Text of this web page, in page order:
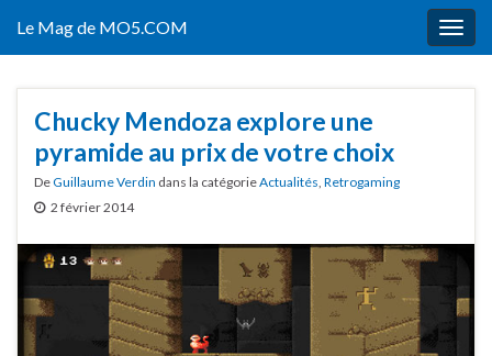
Le Mag de MO5.COM
Chucky Mendoza explore une
pyramide au prix de votre choix
DeGuillaume Verdin dans la catégorieActualités, Retrogaming
2 février 2014